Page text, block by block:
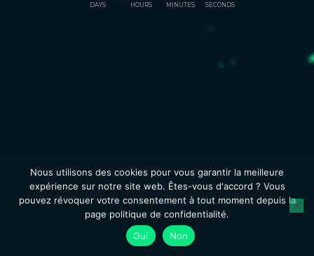
DAYS HOURS MINUTES SECONDS
Nous utilisons des cookies pour vous garantir la meilleure
expérience sur notre site web. Êtes-vous d'accord ? Vous
pouvez révoquer votre consentement à tout moment depuis la
page politique de confidentialité.
Oui
Non